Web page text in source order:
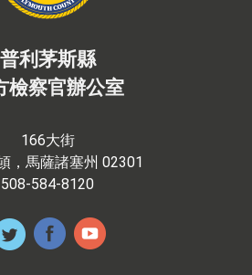
普利茅斯縣
檢察官辦公室
166大街
，馬薩諸塞州 02301
508-584-8120